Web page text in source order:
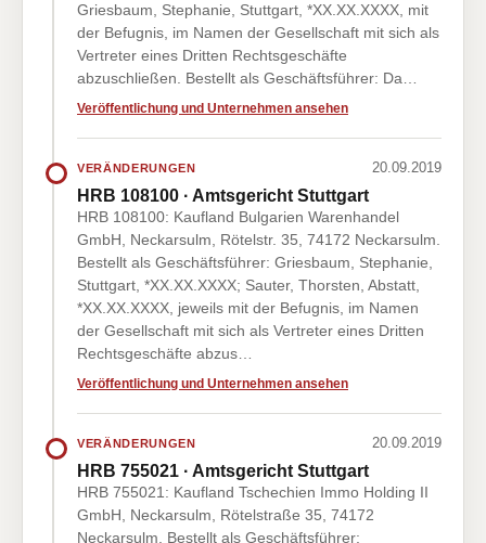
Griesbaum, Stephanie, Stuttgart, *XX.XX.XXXX, mit
der Befugnis, im Namen der Gesellschaft mit sich als
Vertreter eines Dritten Rechtsgeschäfte
abzuschließen. Bestellt als Geschäftsführer: Da…
Veröffentlichung und Unternehmen ansehen
VERÄNDERUNGEN 20.09.2019
HRB 108100 · Amtsgericht Stuttgart
HRB 108100: Kaufland Bulgarien Warenhandel
GmbH, Neckarsulm, Rötelstr. 35, 74172 Neckarsulm.
Bestellt als Geschäftsführer: Griesbaum, Stephanie,
Stuttgart, *XX.XX.XXXX; Sauter, Thorsten, Abstatt,
*XX.XX.XXXX, jeweils mit der Befugnis, im Namen
der Gesellschaft mit sich als Vertreter eines Dritten
Rechtsgeschäfte abzus…
Veröffentlichung und Unternehmen ansehen
VERÄNDERUNGEN 20.09.2019
HRB 755021 · Amtsgericht Stuttgart
HRB 755021: Kaufland Tschechien Immo Holding II
GmbH, Neckarsulm, Rötelstraße 35, 74172
Neckarsulm. Bestellt als Geschäftsführer: